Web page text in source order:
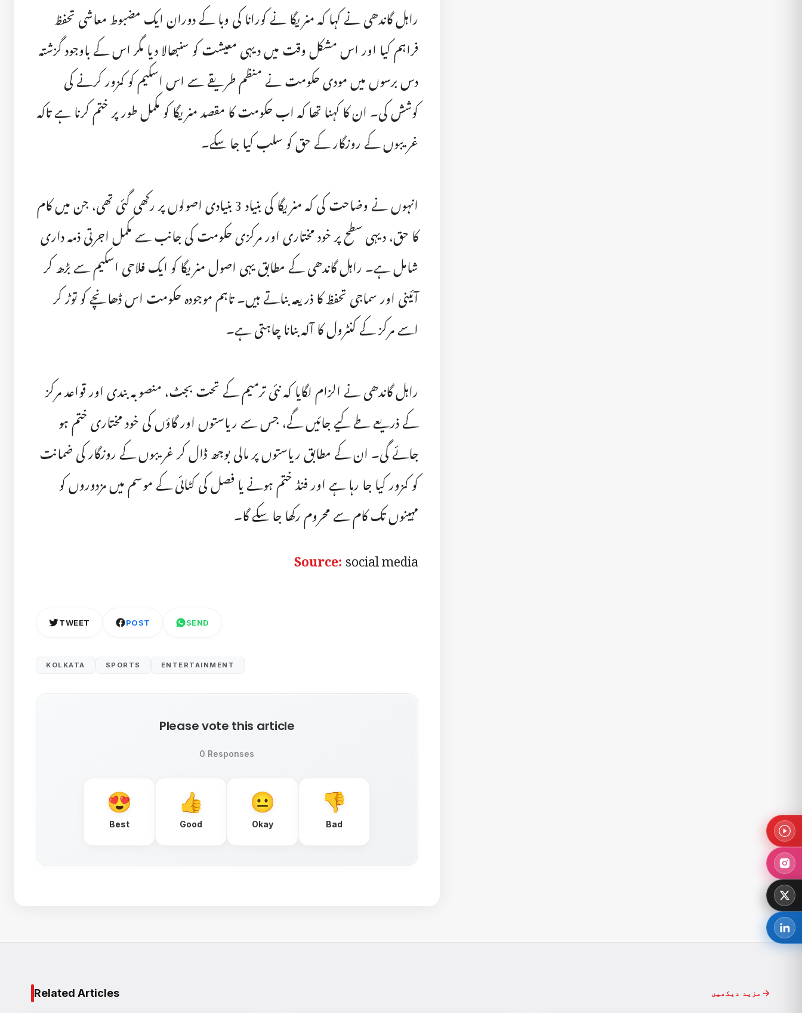
راہل گاندھی نے کہا کہ منریگا نے کورانا کی وبا کے دوران ایک مضبوط معاشی تحفظ
فراہم کیا اور اس مشکل وقت میں دیہی معیشت کو سنبھالا دیا مگر اس کے باوجود گزشتہ
دس برسوں میں مودی حکومت نے منظم طریقے سے اس اسکیم کو کمزور کرنے کی
کوشش کی۔ ان کا کہنا تھا کہ اب حکومت کا مقصد منریگا کو مکمل طور پر ختم کرنا ہے تاکہ
غریبوں کے روزگار کے حق کو سلب کیا جا سکے۔
انہوں نے وضاحت کی کہ منریگا کی بنیاد 3 بنیادی اصولوں پر رکھی گئی تھی، جن میں کام
کا حق، دیہی سطح پر خود مختاری اور مرکزی حکومت کی جانب سے مکمل اجرتی ذمہ داری
شامل ہے۔ راہل گاندھی کے مطابق یہی اصول منریگا کو ایک فلاحی اسکیم سے بڑھ کر
آئینی اور سماجی تحفظ کا ذریعہ بناتے ہیں۔ تاہم موجودہ حکومت اس ڈھانچے کو توڑ کر
اسے مرکز کے کنٹرول کا آلہ بنانا چاہتی ہے۔
راہل گاندھی نے الزام لگایا کہ نئی ترمیم کے تحت بجٹ، منصوبہ بندی اور قواعد مرکز
کے ذریعے طے کیے جائیں گے، جس سے ریاستوں اور گاؤں کی خود مختاری ختم ہو
جائے گی۔ ان کے مطابق ریاستوں پر مالی بوجھ ڈال کر غریبوں کے روزگار کی ضمانت
کو کمزور کیا جا رہا ہے اور فنڈ ختم ہونے یا فصل کی کٹائی کے موسم میں مزدوروں کو
مہینوں تک کام سے محروم رکھا جا سکے گا۔
Source:social media
TWEET POST SEND
KOLKATA SPORTS ENTERTAINMENT
Please vote this article
0 Responses
Best Good Okay Bad
Related Articles مزید دیکھیں